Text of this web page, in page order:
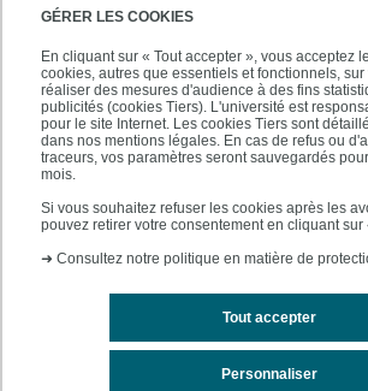
GÉRER LES COOKIES
En cliquant sur « Tout accepter », vous acceptez
cookies, autres que essentiels et fonctionnels,
réaliser des mesures d'audience à des fins
publicités (cookies Tiers). L'université est
pour le site Internet. Les cookies Tiers sont
dans nos mentions légales. En cas de refus ou
traceurs, vos paramètres seront sauvegardés
mois.
Si vous souhaitez refuser les cookies après les
pouvez retirer votre consentement en cliquant
➜ Consultez notre politique en matière de
Tout accepter
Personnaliser
PRATIQUE
ACCÈS RAPIDES
SUIVEZ-NOUS